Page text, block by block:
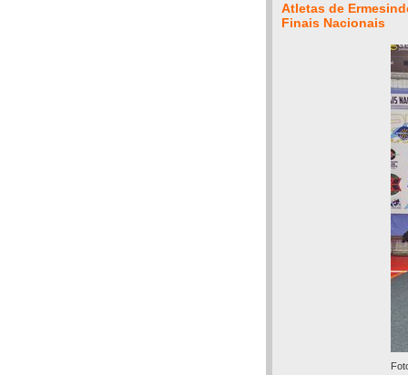
Atletas de
Finais Nacionais